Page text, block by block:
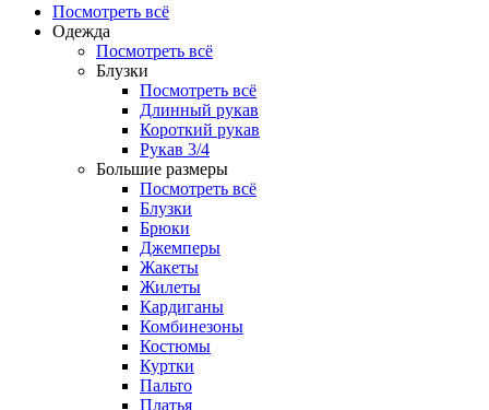
Посмотреть всё
Одежда
Посмотреть всё
Блузки
Посмотреть всё
Длинный рукав
Короткий рукав
Рукав 3/4
Большие размеры
Посмотреть всё
Блузки
Брюки
Джемперы
Жакеты
Жилеты
Кардиганы
Комбинезоны
Костюмы
Куртки
Пальто
Платья